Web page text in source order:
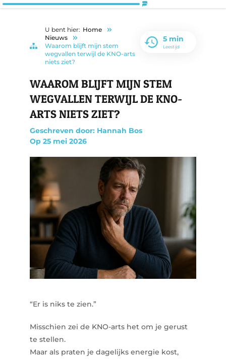
U bent hier: Home
Nieuws
Waarom blijft mijn stem
wegvallen terwijl de KNO-arts
niets ziet?
5 min
Leestijd
WAAR­OM BLIJFT MIJN STEM
WEG­VAL­LEN TER­WIJL DE KNO-
ARTS NIETS ZIET?
Geschreven door: Hannah Bos
Op 25 mei 2026
“Er is niks te zien.”
Misschien zei de KNO-arts het om je gerust
te stellen.
Maar als praten je dagelijks energie kost,